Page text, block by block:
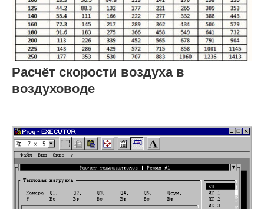
Расчёт скорости воздуха в
воздуховоде